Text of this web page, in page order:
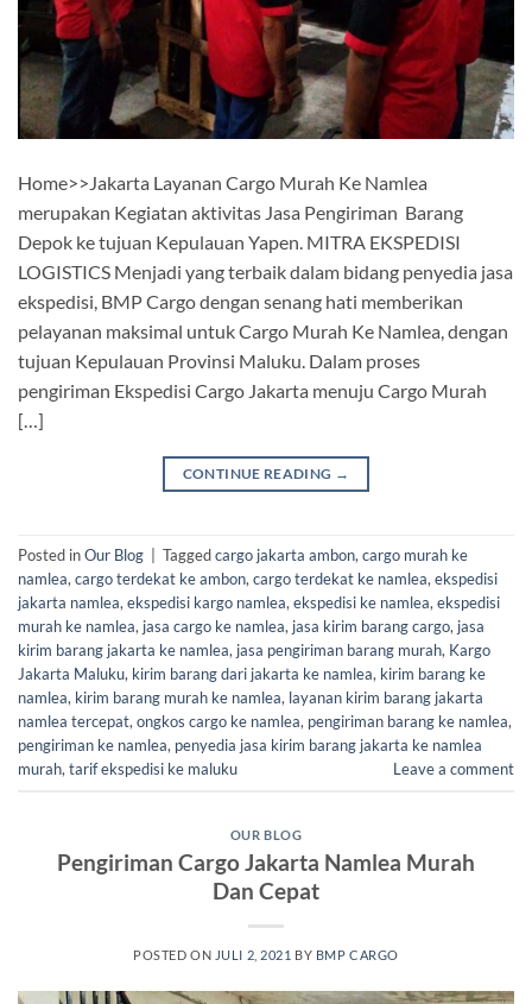
Home>>Jakarta Layanan Cargo Murah Ke Namlea
merupakan Kegiatan aktivitas Jasa Pengiriman Barang
Depok ke tujuan Kepulauan Yapen. MITRA EKSPEDISI
LOGISTICS Menjadi yang terbaik dalam bidang penyedia jasa
ekspedisi, BMP Cargo dengan senang hati memberikan
pelayanan maksimal untuk Cargo Murah Ke Namlea, dengan
tujuan Kepulauan Provinsi Maluku. Dalam proses
pengiriman Ekspedisi Cargo Jakarta menuju Cargo Murah
[…]
CONTINUE READING →
Posted inOur Blog Taggedcargo jakarta ambon,cargo murah ke
namlea,cargo terdekat ke ambon,cargo terdekat ke namlea,ekspedisi
jakarta namlea,ekspedisi kargo namlea,ekspedisi ke namlea,ekspedisi
murah ke namlea, jasa cargo ke namlea, jasa kirim barang cargo, jasa
kirim barang jakarta ke namlea, jasa pengiriman barang murah, Kargo
Jakarta Maluku, kirim barang dari jakarta ke namlea, kirim barang ke
namlea, kirim barang murah ke namlea, layanan kirim barang jakarta
namlea tercepat,ongkos cargo ke namlea, pengiriman barang ke namlea,
pengiriman ke namlea, penyedia jasa kirim barang jakarta ke namlea
murah,tarif ekspedisi ke maluku Leave a comment
OUR BLOG
Pengiriman Cargo Jakarta Namlea Murah
Dan Cepat
POSTED ON JULI 2, 2021 BY BMP CARGO